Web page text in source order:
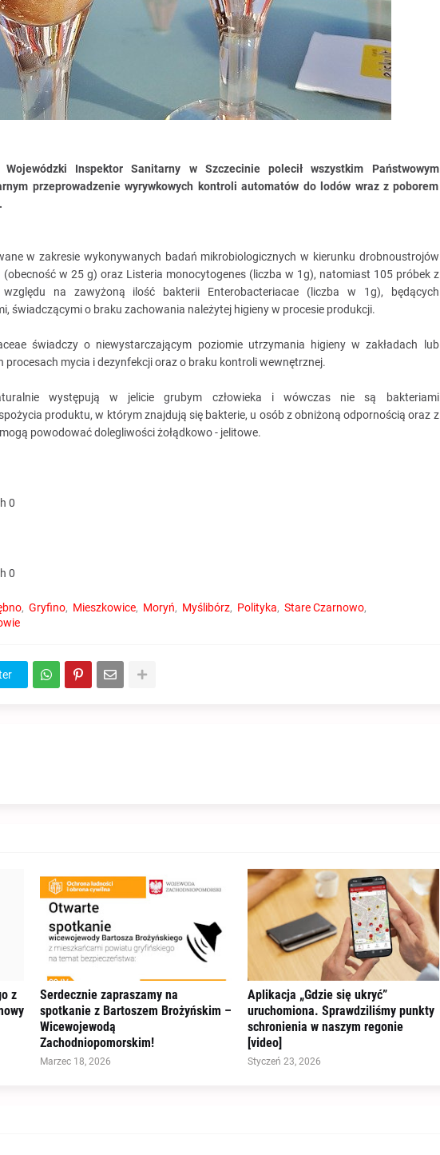
Wojewódzki Inspektor Sanitarny w Szczecinie polecił wszystkim Państwowym
przeprowadzenie wyrywkowych kontroli automatów do lodów wraz z poborem
w zakresie wykonywanych badań mikrobiologicznych w kierunku drobnoustrojów
w 25 g) oraz Listeria monocytogenes (liczba w 1g), natomiast 105 próbek z
na zawyżoną ilość bakterii Enterobacteriacae (liczba w 1g), będących
świadczącymi o braku zachowania należytej higieny w procesie produkcji.
świadczy o niewystarczającym poziomie utrzymania higieny w zakładach lub
procesach mycia i dezynfekcji oraz o braku kontroli wewnętrznej.
występują w jelicie grubym człowieka i wówczas nie są bakteriami
produktu, w którym znajdują się bakterie, u osób z obniżoną odpornością oraz z
powodować dolegliwości żołądkowo - jelitowe.
0
0
Gryfino Mieszkowice Moryń Myślibórz Polityka
Stare Czarnowo
z
Serdecznie zapraszamy na
spotkanie z Bartoszem Brożyńskim –
Wicewojewodą
Zachodniopomorskim!
Marzec 18, 2026
Aplikacja „Gdzie się ukryć”
uruchomiona. Sprawdziliśmy punkty
schronienia w naszym regonie
[video]
Styczeń 23, 2026